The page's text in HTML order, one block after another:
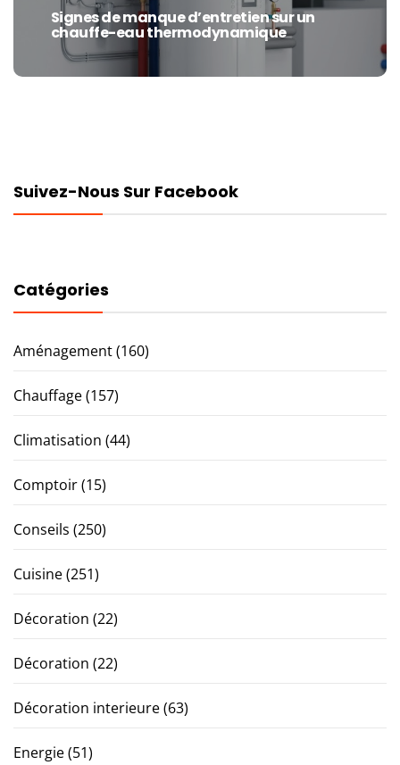
Next
post:
Signes de manque d’entretien sur un
chauffe-eau thermodynamique
Suivez-Nous Sur Facebook
Catégories
Aménagement(160)
Chauffage(157)
Climatisation (44)
Comptoir(15)
Conseils (250)
Cuisine(251)
Décoration (22)
Décoration (22)
Décoration interieure(63)
Energie(51)